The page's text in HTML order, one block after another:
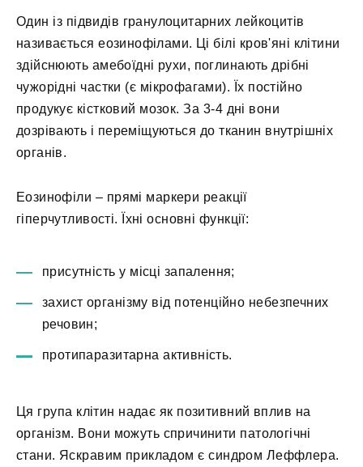
Один із підвидів гранулоцитарних лейкоцитів
називається еозинофілами. Ці білі кров'яні клітини
здійснюють амебоїдні рухи, поглинають дрібні
чужорідні частки (є мікрофагами). Їх постійно
продукує кістковий мозок. За 3-4 дні вони
дозрівають і переміщуються до тканин внутрішніх
органів.
Еозинофіли – прямі маркери реакції
гіперчутливості. Їхні основні функції:
присутність у місці запалення;
захист організму від потенційно небезпечних
речовин;
протипаразитарна активність.
Ця група клітин надає як позитивний вплив на
організм. Вони можуть спричинити патологічні
стани. Яскравим прикладом є синдром Леффлера.